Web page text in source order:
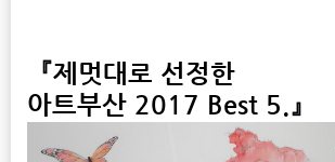
『제멋대로 선정한
아트부산 2017 Best 5.』